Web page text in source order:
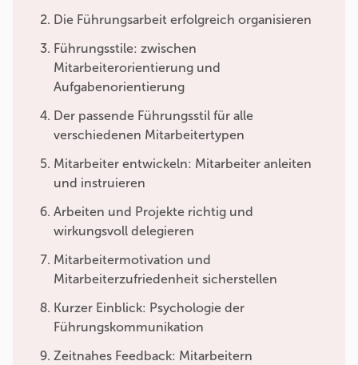
Die Führungsarbeit erfolgreich organisieren
Führungsstile: zwischen
Mitarbeiterorientierung und
Aufgabenorientierung
Der passende Führungsstil für alle
verschiedenen Mitarbeitertypen
Mitarbeiter entwickeln: Mitarbeiter anleiten
und instruieren
Arbeiten und Projekte richtig und
wirkungsvoll delegieren
Mitarbeitermotivation und
Mitarbeiterzufriedenheit sicherstellen
Kurzer Einblick: Psychologie der
Führungskommunikation
Zeitnahes Feedback: Mitarbeitern